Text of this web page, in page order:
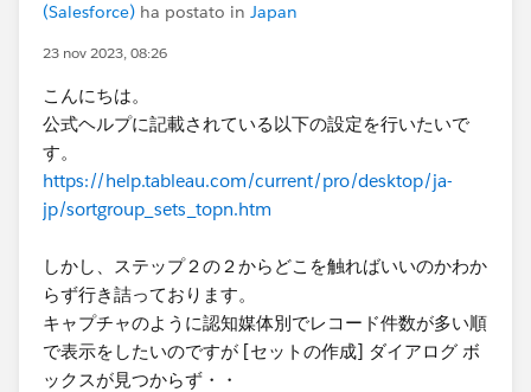
(Salesforce) ha postato in Japan
23 nov 2023, 08:26
こんにちは。
公式ヘルプに記載されている以下の設定を行いたいで
す。
https://help.tableau.com/current/pro/desktop/ja-
jp/sortgroup_sets_topn.htm
しかし、ステップ２の２からどこを触ればいいのかわか
らず行き詰っております。
キャプチャのように認知媒体別でレコード件数が多い順
で表示をしたいのですが [セットの作成] ダイアログ ボ
ックスが見つからず・・